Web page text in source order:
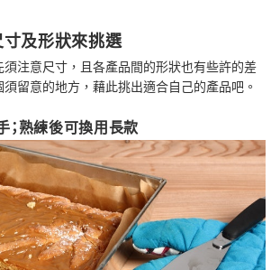
及形狀來挑選
注意尺寸，且各產品間的形狀也有些許的差
留意的地方，藉此挑出適合自己的產品吧。
；熟練後可換用長款